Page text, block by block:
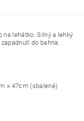
lehátko. Silný a lehký
do bahna.
x 47cm (sbalené)